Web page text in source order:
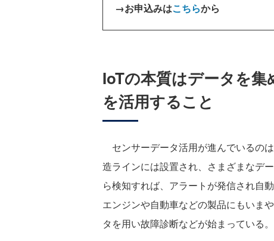
→お申込みはこちらから
IoTの本質はデータを
を活用すること
センサーデータ活用が進んでいるの
造ラインには設置され、さまざまなデ
ら検知すれば、アラートが発信され自
エンジンや自動車などの製品にもいま
タを用い故障診断などが始まっている。